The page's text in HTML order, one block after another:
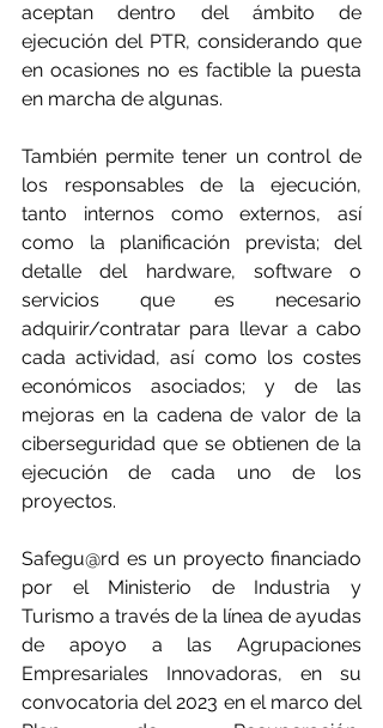
aceptan dentro del ámbito de
ejecución del PTR, considerando que
en ocasiones no es factible la puesta
en marcha de algunas.
También permite tener un control de
los responsables de la ejecución,
tanto internos como externos, así
como la planificación prevista; del
detalle del hardware, software o
servicios que es necesario
adquirir/contratar para llevar a cabo
cada actividad, así como los costes
económicos asociados; y de las
mejoras en la cadena de valor de la
ciberseguridad que se obtienen de la
ejecución de cada uno de los
proyectos.
Safegu@rd es un proyecto financiado
por el Ministerio de Industria y
Turismo a través de la línea de ayudas
de apoyo a las Agrupaciones
Empresariales Innovadoras, en su
convocatoria del 2023 en el marco del